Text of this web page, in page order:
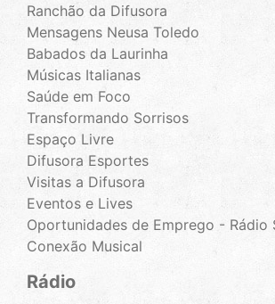
Ranchão da Difusora
Mensagens Neusa Toledo
Babados da Laurinha
Músicas Italianas
Saúde em Foco
Transformando Sorrisos
Espaço Livre
Difusora Esportes
Visitas a Difusora
Eventos e Lives
Oportunidades de Emprego - Rádio
Conexão Musical
Rádio